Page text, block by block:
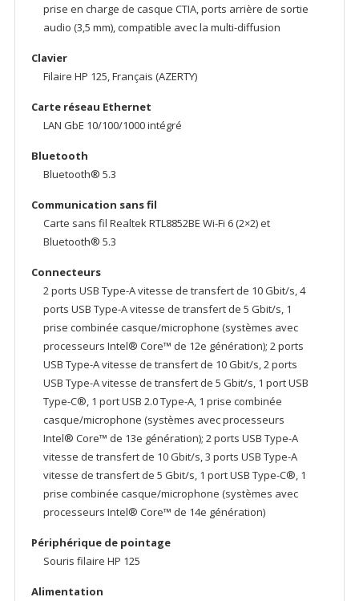
prise en charge de casque CTIA, ports arrière de sortie
audio (3,5 mm), compatible avec la multi-diffusion
Clavier
Filaire HP 125, Français (AZERTY)
Carte réseau Ethernet
LAN GbE 10/100/1000 intégré
Bluetooth
Bluetooth® 5.3
Communication sans fil
Carte sans fil Realtek RTL8852BE Wi-Fi 6 (2×2) et
Bluetooth® 5.3
Connecteurs
2 ports USB Type-A vitesse de transfert de 10 Gbit/s, 4
ports USB Type-A vitesse de transfert de 5 Gbit/s, 1
prise combinée casque/microphone (systèmes avec
processeurs Intel® Core™ de 12e génération); 2 ports
USB Type-A vitesse de transfert de 10 Gbit/s, 2 ports
USB Type-A vitesse de transfert de 5 Gbit/s, 1 port USB
Type-C®, 1 port USB 2.0 Type-A, 1 prise combinée
casque/microphone (systèmes avec processeurs
Intel® Core™ de 13e génération); 2 ports USB Type-A
vitesse de transfert de 10 Gbit/s, 3 ports USB Type-A
vitesse de transfert de 5 Gbit/s, 1 port USB Type-C®, 1
prise combinée casque/microphone (systèmes avec
processeurs Intel® Core™ de 14e génération)
Périphérique de pointage
Souris filaire HP 125
Alimentation